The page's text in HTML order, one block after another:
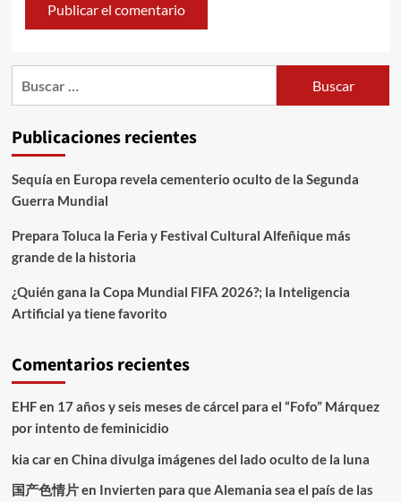
Publicaciones recientes
Sequía en Europa revela cementerio oculto de la Segunda
Guerra Mundial
Prepara Toluca la Feria y Festival Cultural Alfeñique más
grande de la historia
¿Quién gana la Copa Mundial FIFA 2026?; la Inteligencia
Artificial ya tiene favorito
Comentarios recientes
EHFen 17 años y seis meses de cárcel para el “Fofo” Márquez
por intento de feminicidio
kia caren China divulga imágenes del lado oculto de la luna
国产色情片en Invierten para que Alemania sea el país de las